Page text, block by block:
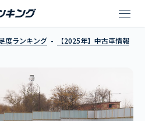
度ランキング
【2025年】中古車情報